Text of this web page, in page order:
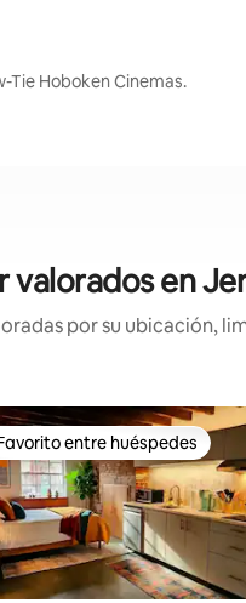
Tie Hoboken Cinemas.
en
por su ubicación,
entre huéspedes
entre huéspedes